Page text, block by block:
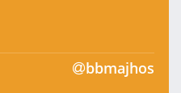
bbmajhos